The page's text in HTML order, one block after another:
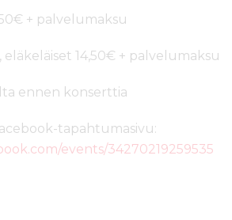
+ palvelumaksu
eläkeläiset 14,50€ + palvelumaksu
ennen konserttia
tapahtumasivu:
events/34270219259535